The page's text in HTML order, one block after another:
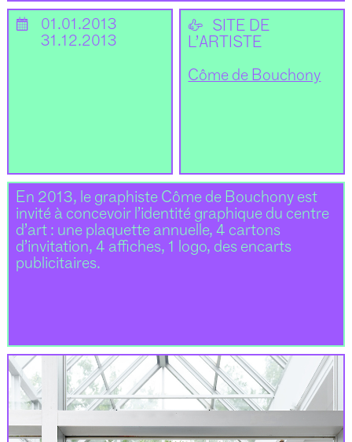
📅
01.01.2013
31.12.2013
En 2013, le graphiste Côme de Bouchony est
invité à concevoir l’identité graphique du centre
d’art : une plaquette annuelle, 4 cartons
d’invitation, 4 affiches, 1 logo, des encarts
publicitaires.
👉
SITE DE
L’ARTISTE
Côme de Bouchony